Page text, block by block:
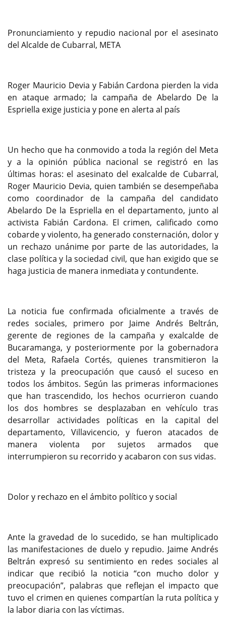
Pronunciamiento y repudio nacional por el asesinato
del Alcalde de Cubarral, META
Roger Mauricio Devia y Fabián Cardona pierden la vida
en ataque armado; la campaña de Abelardo De la
Espriella exige justicia y pone en alerta al país
Un hecho que ha conmovido a toda la región del Meta
y a la opinión pública nacional se registró en las
últimas horas: el asesinato del exalcalde de Cubarral,
Roger Mauricio Devia, quien también se desempeñaba
como coordinador de la campaña del candidato
Abelardo De la Espriella en el departamento, junto al
activista Fabián Cardona. El crimen, calificado como
cobarde y violento, ha generado consternación, dolor y
un rechazo unánime por parte de las autoridades, la
clase política y la sociedad civil, que han exigido que se
haga justicia de manera inmediata y contundente.
La noticia fue confirmada oficialmente a través de
redes sociales, primero por Jaime Andrés Beltrán,
gerente de regiones de la campaña y exalcalde de
Bucaramanga, y posteriormente por la gobernadora
del Meta, Rafaela Cortés, quienes transmitieron la
tristeza y la preocupación que causó el suceso en
todos los ámbitos. Según las primeras informaciones
que han trascendido, los hechos ocurrieron cuando
los dos hombres se desplazaban en vehículo tras
desarrollar actividades políticas en la capital del
departamento, Villavicencio, y fueron atacados de
manera violenta por sujetos armados que
interrumpieron su recorrido y acabaron con sus vidas.
Dolor y rechazo en el ámbito político y social
Ante la gravedad de lo sucedido, se han multiplicado
las manifestaciones de duelo y repudio. Jaime Andrés
Beltrán expresó su sentimiento en redes sociales al
indicar que recibió la noticia “con mucho dolor y
preocupación”, palabras que reflejan el impacto que
tuvo el crimen en quienes compartían la ruta política y
la labor diaria con las víctimas.